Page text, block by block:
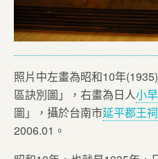
照片中左畫為昭和10年
區訣別圖」，右畫為日人小
圖」，攝於台南市延平郡王祠
2006.01。